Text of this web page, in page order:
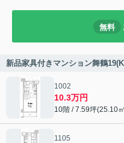
無料
新品家具付きマンション舞鶴
1002
10.3万円
10階 / 7.59坪(25.10
1105